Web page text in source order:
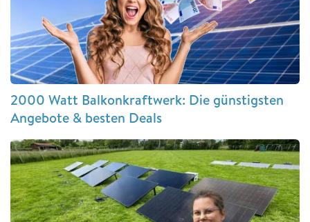
2000 Watt Balkonkraftwerk: Die günstigsten
Angebote & besten Deals